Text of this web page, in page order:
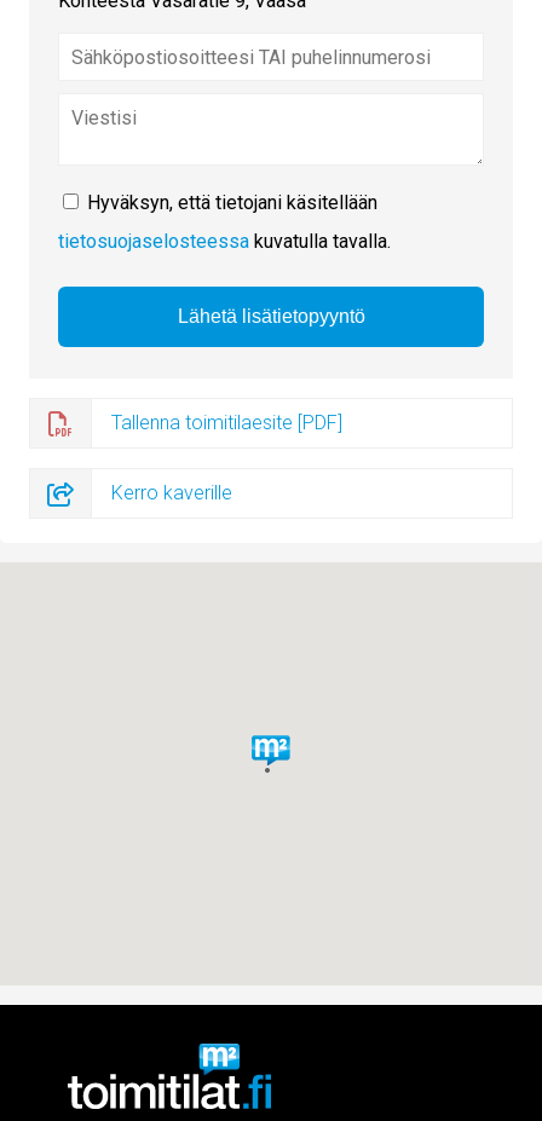
Hyväksyn, että tietojani käsitellään
tietosuojaselosteessa kuvatulla tavalla.
Tallenna toimitilaesite [PDF]
Kerro kaverille